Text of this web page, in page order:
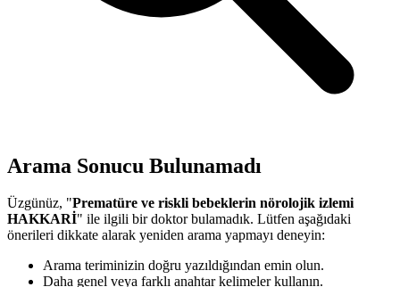
Arama Sonucu Bulunamadı
Üzgünüz, "Prematüre ve riskli bebeklerin nörolojik izlemi
HAKKARİ" ile ilgili bir doktor bulamadık. Lütfen aşağıdaki
önerileri dikkate alarak yeniden arama yapmayı deneyin:
Arama teriminizin doğru yazıldığından emin olun.
Daha genel veya farklı anahtar kelimeler kullanın.